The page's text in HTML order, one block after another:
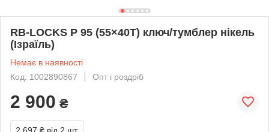
RB-LOCKS P 95 (55×40Т) ключ/тумблер нікель
(Ізраїль)
Немає в наявності
Код: 1002890867
Опт і роздріб
2 900 ₴
2 697 ₴ від 2 шт.